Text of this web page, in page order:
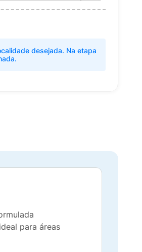
desejada. Na etapa
para áreas